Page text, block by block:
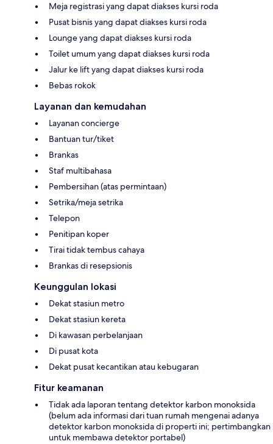
Meja registrasi yang dapat diakses kursi roda
Pusat bisnis yang dapat diakses kursi roda
Lounge yang dapat diakses kursi roda
Toilet umum yang dapat diakses kursi roda
Jalur ke lift yang dapat diakses kursi roda
Bebas rokok
Layanan dan kemudahan
Layanan concierge
Bantuan tur/tiket
Brankas
Staf multibahasa
Pembersihan (atas permintaan)
Setrika/meja setrika
Telepon
Penitipan koper
Tirai tidak tembus cahaya
Brankas di resepsionis
Keunggulan lokasi
Dekat stasiun metro
Dekat stasiun kereta
Di kawasan perbelanjaan
Di pusat kota
Dekat pusat kecantikan atau kebugaran
Fitur keamanan
Tidak ada laporan tentang detektor karbon monoksida
(belum ada informasi dari tuan rumah mengenai adanya
detektor karbon monoksida di properti ini; pertimbangkan
untuk membawa detektor portabel)